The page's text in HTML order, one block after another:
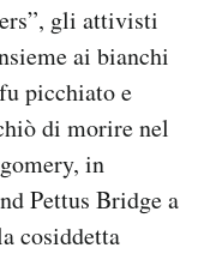
gli attivisti
ai bianchi
picchiato e
di morire nel
in
Pettus Bridge a
cosiddetta